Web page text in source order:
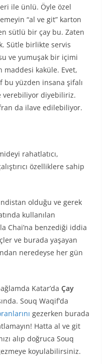
ile ünlü. Öyle özel
“al ve git” karton
sütlü bir çay bu. Zaten
Sütle birlikte servis
ve yumuşak bir içimi
maddesi kaküle. Evet,
bu yüzden insana şifalı
verebiliyor diyebiliriz.
da ilave edilebiliyor.
rahatlatıcı,
özelliklere sahip
olduğu ve gerek
kullanılan
Chai’na benzediği iddia
ve burada yaşayan
neredeyse her gün
Katar’da Çay
Souq Waqif’da
gezerken burada
Hatta al ve git
alıp doğruca Souq
koyulabilirsiniz.